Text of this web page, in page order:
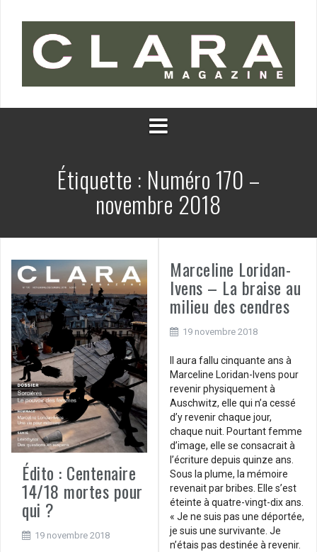
Étiquette : Numéro 170 –
novembre 2018
Édito : Centenaire
14/18 mortes pour
qui ?
19 novembre 2018
Marceline Loridan-
Ivens – La braise au
milieu des cendres
19 novembre 2018
Il aura fallu cinquante ans à
Marceline Loridan-Ivens pour
revenir physiquement à
Auschwitz, elle qui n’a cessé
d’y revenir chaque jour,
chaque nuit. Pourtant femme
d’image, elle se consacrait à
l’écriture depuis quinze ans.
Sous la plume, la mémoire
revenait par bribes. Elle s’est
éteinte à quatre-vingt-dix ans.
« Je ne suis pas une déportée,
je suis une survivante. Je
n’étais pas destinée à revenir.